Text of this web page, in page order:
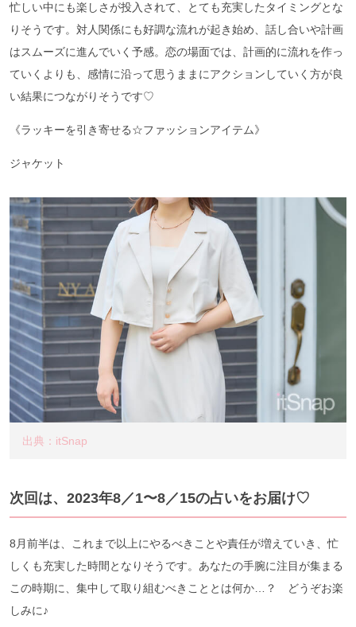
忙しい中にも楽しさが投入されて、とても充実したタイミングとな
りそうです。対人関係にも好調な流れが起き始め、話し合いや計画
はスムーズに進んでいく予感。恋の場面では、計画的に流れを作っ
ていくよりも、感情に沿って思うままにアクションしていく方が良
い結果につながりそうです♡
《ラッキーを引き寄せる☆ファッションアイテム》
ジャケット
出典：itSnap
次回は、2023年8／1〜8／15の占いをお届け♡
8月前半は、これまで以上にやるべきことや責任が増えていき、忙
しくも充実した時間となりそうです。あなたの手腕に注目が集まる
この時期に、集中して取り組むべきこととは何か…？ どうぞお楽
しみに♪